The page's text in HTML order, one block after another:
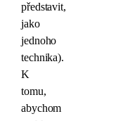
představit,
jako
jednoho
technika).
K
tomu,
abychom